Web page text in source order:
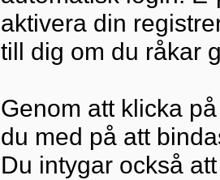
aktivera din
till dig om du råkar
Genom att klicka
du med på att
Du intygar också